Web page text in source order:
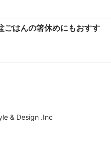
ごはんの箸休めにもおすす
& Design .Inc